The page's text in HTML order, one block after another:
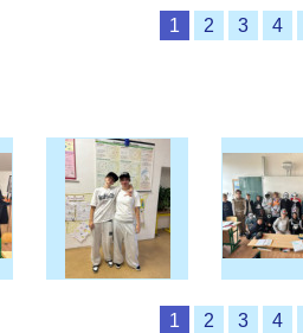
1 2 3 4
1 2 3 4